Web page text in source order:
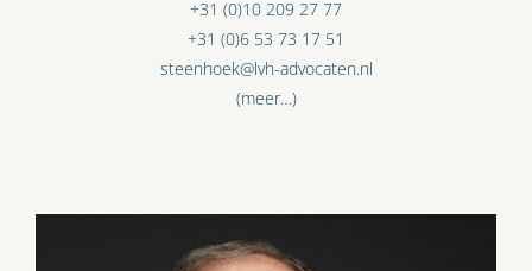
+31 (0)10 209 27 77
+31 (0)6 53 73 17 51
steenhoek@lvh-advocaten.nl
(meer…)